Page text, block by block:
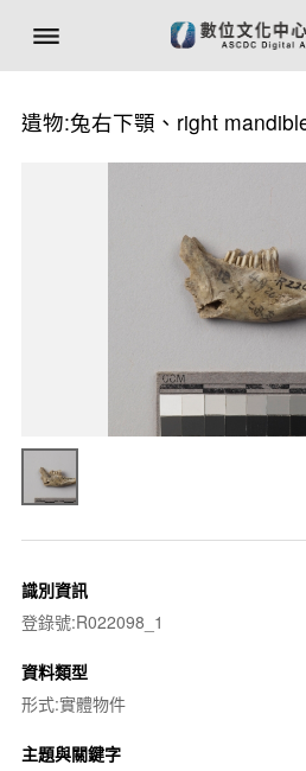
遺物:兔右下顎、right
識別資訊
登錄號:R022098_1
資料類型
形式:實體物件
主題與關鍵字